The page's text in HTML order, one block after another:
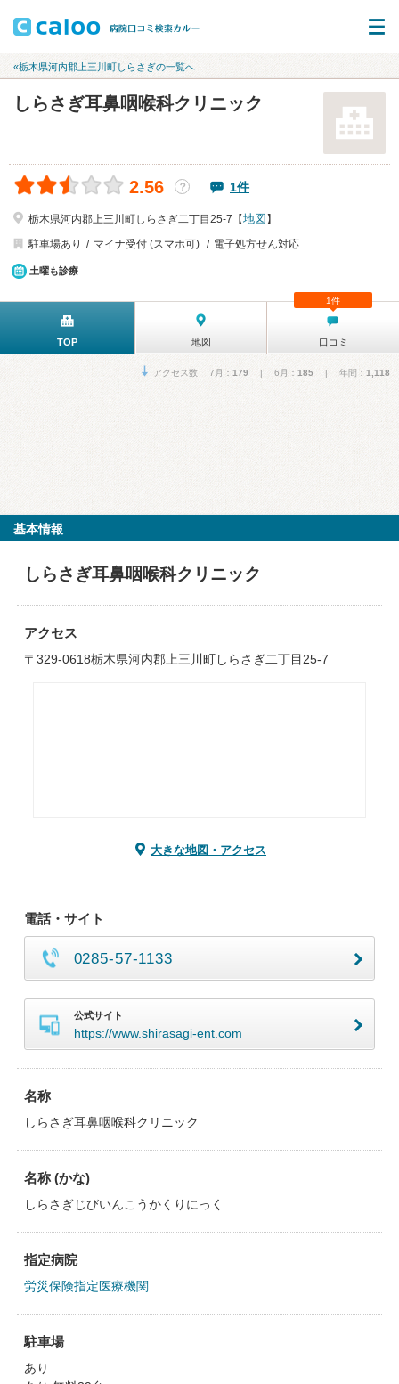
«栃木県河内郡上三川町しらさぎの一覧へ
しらさぎ耳鼻咽喉科クリニック
2.56 ？ 1件
栃木県河内郡上三川町しらさぎ二丁目25-7【地図 】
駐車場あり
マイナ受付 (スマホ可) 電子処方せん対応
土曜も診療
TOP 地図 口コミ
1件
アクセス数 7月： 179 | 6月： 185 | 年間： 1,118
基本情報
しらさぎ耳鼻咽喉科クリニック
アクセス
〒329-0618栃木県河内郡上三川町しらさぎ二丁目25-7
大きな地図・アクセス
電話・サイト
0285-57-1133
公式サイト
https://www.shirasagi-ent.com
名称
しらさぎ耳鼻咽喉科クリニック
名称 (かな)
しらさぎじびいんこうかくりにっく
指定病院
労災保険指定医療機関
駐車場
あり